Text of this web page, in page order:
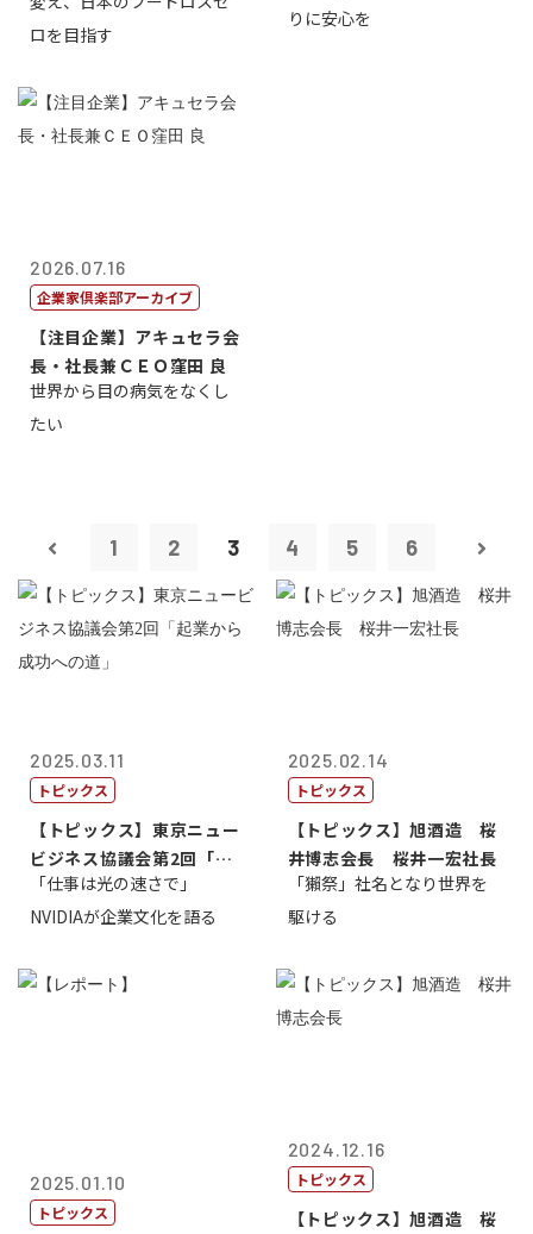
ロを目指す
りに安心を
2026.07.16
企業家倶楽部アーカイブ
【注目企業】アキュセラ会
長・社長兼ＣＥＯ窪田 良
世界から目の病気をなくし
たい
1 2 3 4 5 6
2025.03.11
トピックス
【トピックス】東京ニュー
ビジネス協議会第2回「起
業から成功へ...
「仕事は光の速さで」
NVIDIAが企業文化を語る
2025.02.14
トピックス
【トピックス】旭酒造 桜
井博志会長 桜井一宏社長
「獺祭」社名となり世界を
駆ける
2025.01.10
トピックス
2024.12.16
トピックス
【トピックス】旭酒造 桜